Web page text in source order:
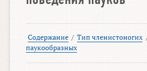
Содержание / Тип членистоногих
паукообразных